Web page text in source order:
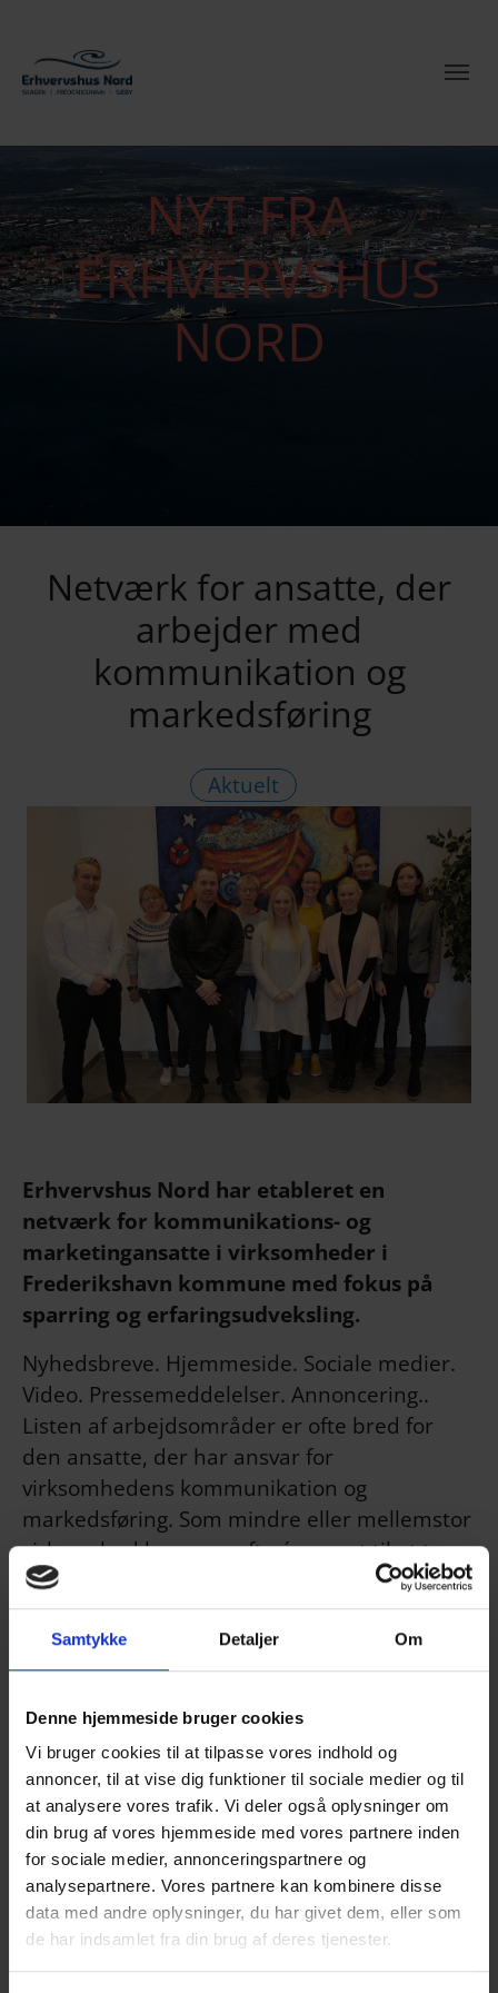
Samtykke Detaljer Om
Denne hjemmeside bruger cookies
Vi bruger cookies til at tilpasse vores indhold og
annoncer, til at vise dig funktioner til sociale medier og til
at analysere vores trafik. Vi deler også oplysninger om
din brug af vores hjemmeside med vores partnere inden
for sociale medier, annonceringspartnere og
analysepartnere. Vores partnere kan kombinere disse
data med andre oplysninger, du har givet dem, eller som
de har indsamlet fra din brug af deres tjenester.
NYT FRA
ERHVERVSHUS
NORD
Netværk for ansatte, der
arbejder med
kommunikation og
markedsføring
Aktuelt
Erhvervshus Nord har etableret en
netværk for kommunikations- og
marketingansatte i virksomheder i
Frederikshavn kommune med fokus på
sparring og erfaringsudveksling.
Nyhedsbreve. Hjemmeside. Sociale medier.
Video. Pressemeddelelser. Annoncering..
Listen af arbejdsområder er ofte bred for
den ansatte, der har ansvar for
virksomhedens kommunikation og
markedsføring. Som mindre eller mellemstor
virksomhed har man ofte én ansat til at tage
sig af det arbejdsområde. Derfor har
Erhvervshus Nord startet et netværk for
kommunikations- og marketingansatte, hvor
de helt konkret kan tale om daglige
problemstillinger og nye tendenser.
-Vi har set et behov for, at man som
kommunikations- og marketingmedarbejder
kan sparre med andre med samme
faglighed. Der sker hele tiden en udvikling i
mulighederne på fx sociale medier, hvor man
kan have stor gavn af at høre om andres
erfaringer og derved løfte virksomhedens
kommunikation og markedsføring, siger